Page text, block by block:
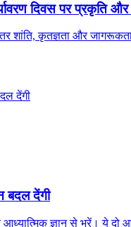
दिवस पर प्रकृति
कृतज्ञता और जागरूकता
बदल देंगी
ज्ञान से भरें। ये